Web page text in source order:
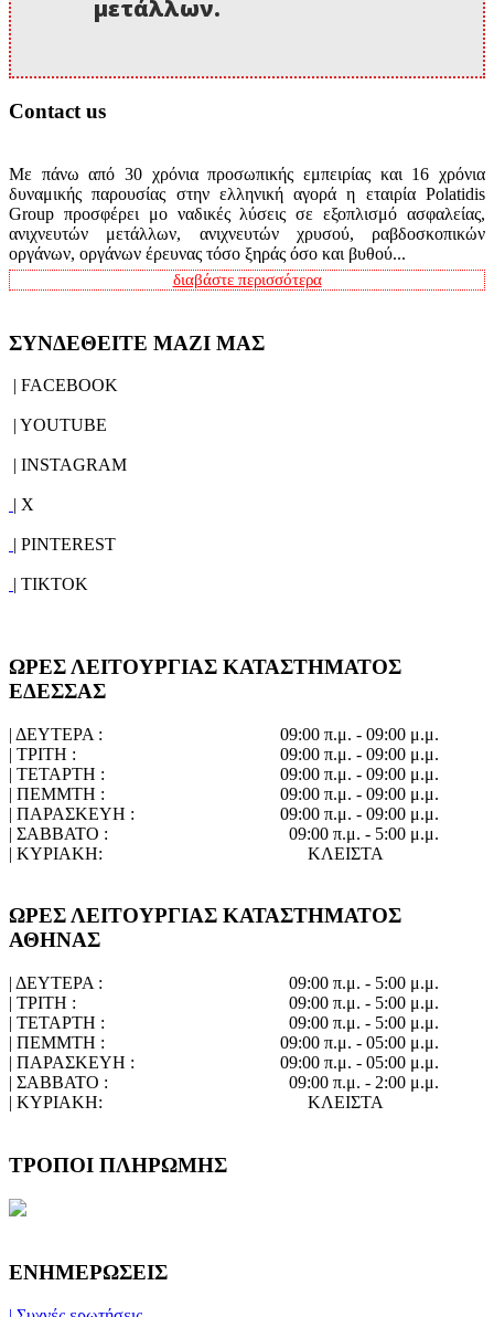
μετάλλων.
Contact us
Με πάνω από 30 χρόνια προσωπικής εμπειρίας και 16 χρόνια
δυναμικής παρουσίας στην ελληνική αγορά η εταιρία Polatidis
Group προσφέρει μο ναδικές λύσεις σε εξοπλισμό ασφαλείας,
ανιχνευτών μετάλλων, ανιχνευτών χρυσού, ραβδοσκοπικών
οργάνων, οργάνων έρευνας τόσο ξηράς όσο και βυθού...
διαβάστε περισσότερα
ΣΥΝΔΕΘΕΙΤΕ ΜΑΖΙ ΜΑΣ
| FACEBOOK
| YOUTUBE
| INSTAGRAM
| X
| PINTEREST
| TIKTOK
ΩΡΕΣ ΛΕΙΤΟΥΡΓΙΑΣ ΚΑΤΑΣΤΗΜΑΤΟΣ
ΕΔΕΣΣΑΣ
| ΔΕΥΤΕΡΑ :
09:00 π.μ. - 09:00 μ.μ.
| ΤΡΙΤΗ :
09:00 π.μ. - 09:00 μ.μ.
| ΤΕΤΑΡΤΗ :
09:00 π.μ. - 09:00 μ.μ.
| ΠΕΜΜΤΗ :
09:00 π.μ. - 09:00 μ.μ.
| ΠΑΡΑΣΚΕΥΗ :
09:00 π.μ. - 09:00 μ.μ.
| ΣΑΒΒΑΤΟ :
09:00 π.μ. - 5:00 μ.μ.
| ΚΥΡΙΑΚΗ:
ΚΛΕΙΣΤΑ
ΩΡΕΣ ΛΕΙΤΟΥΡΓΙΑΣ ΚΑΤΑΣΤΗΜΑΤΟΣ
ΑΘΗΝΑΣ
| ΔΕΥΤΕΡΑ :
09:00 π.μ. - 5:00 μ.μ.
| ΤΡΙΤΗ :
09:00 π.μ. - 5:00 μ.μ.
| ΤΕΤΑΡΤΗ :
09:00 π.μ. - 5:00 μ.μ.
| ΠΕΜΜΤΗ :
09:00 π.μ. - 05:00 μ.μ.
| ΠΑΡΑΣΚΕΥΗ :
09:00 π.μ. - 05:00 μ.μ.
| ΣΑΒΒΑΤΟ :
09:00 π.μ. - 2:00 μ.μ.
| ΚΥΡΙΑΚΗ:
ΚΛΕΙΣΤΑ
ΤΡΟΠΟΙ ΠΛΗΡΩΜΗΣ
ΕΝΗΜΕΡΩΣΕΙΣ